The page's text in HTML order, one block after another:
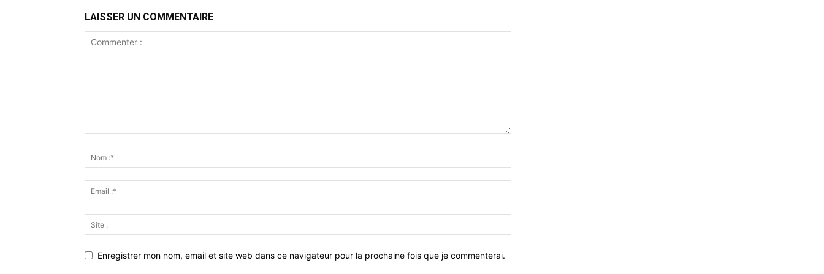
LAISSER UN COMMENTAIRE
Enregistrer mon nom, email et site web dans ce navigateur pour la prochaine fois que je commenterai.